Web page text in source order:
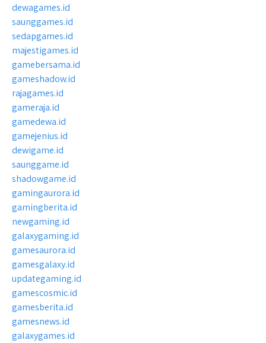
dewagames.id
saunggames.id
sedapgames.id
majestigames.id
gamebersama.id
gameshadow.id
rajagames.id
gameraja.id
gamedewa.id
gamejenius.id
dewigame.id
saunggame.id
shadowgame.id
gamingaurora.id
gamingberita.id
newgaming.id
galaxygaming.id
gamesaurora.id
gamesgalaxy.id
updategaming.id
gamescosmic.id
gamesberita.id
gamesnews.id
galaxygames.id